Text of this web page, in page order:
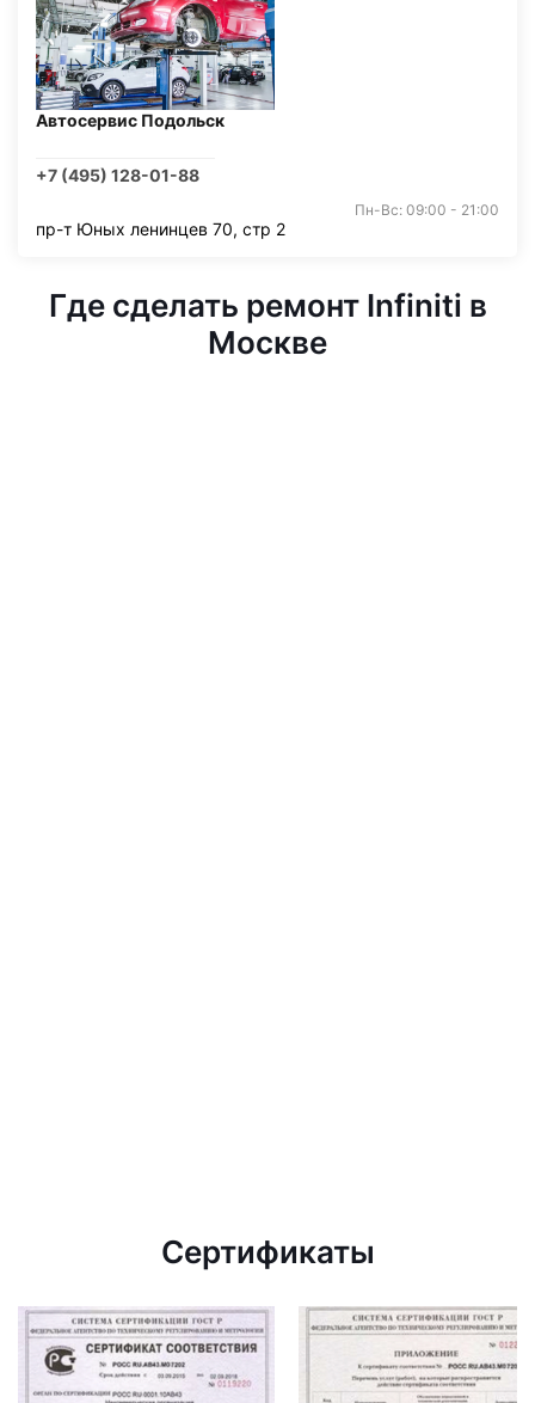
Автосервис Подольск
+7 (495) 128-01-88
Пн-Вс: 09:00 - 21:00
пр-т Юных ленинцев 70, стр 2
Где сделать ремонт Infiniti в
Москве
Сертификаты